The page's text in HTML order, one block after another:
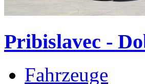
Pribislavec -
Fahrzeuge